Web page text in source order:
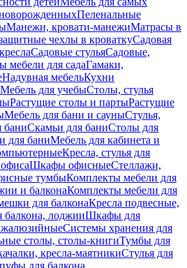
Пеленальные
Манежи, кровати-манежиМатрасы в
чехлы в кроваткуСадовая
Садовые стульяСадовые,
мебели для садаГамаки,
Надувная мебельКухни
Мебель для учебыСтолы, стулья
Растущие столы и партыРастущие
Мебель для бани и сауныСтулья,
баниСкамьи для баниСтолы для
для баниМебель для кабинета и
Кресла, стулья для
Шкафы офисныеСтеллажи,
тумбыКомплекты мебели для
и балконаКомплекты мебели для
для балконаКресла подвесные,
балкона, лоджииШкафы для
Системы хранения для
столы, столы-книгиТумбы для
кресла-маятникиСтулья для
для балкона,